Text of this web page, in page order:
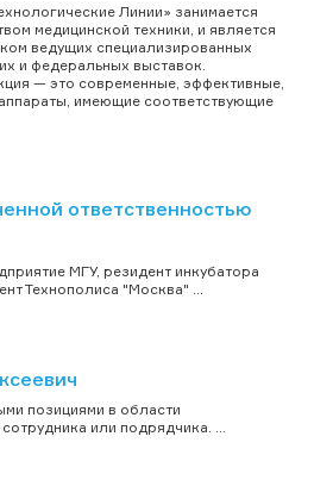
Линии» занимается
медицинской техники, и является
ведущих специализированных
и федеральных выставок.
— это современные, эффективные,
имеющие соответствующие
ответственностью
МГУ, резидент инкубатора
Технополиса "Москва" ...
позициями в области
или подрядчика. ...